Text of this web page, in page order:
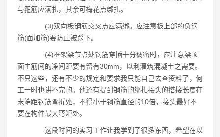
与箍筋应满扎，其余可梅花点绑扎。
(3)双向板钢筋交叉点应满绑。应注意板上部的负钢
筋(面加筋)要防止被踩下。
(4)框架梁节点处钢筋穿插十分稠密时，应注意梁顶
面主筋间的净间距要有留有30mm，以利灌筑混凝土之需要。
不只这些，还有不少的规定和要求我只能自己去查资料了，何
工一时也讲不完的。他还有提到钢筋的绑扎接头的搭接长度在
末端距钢筋弯折处，不得小于钢筋直径的10倍，接头最好不
要在构件最大弯矩处。
这段时间的实习工作让我学到了很多东西，希望在以